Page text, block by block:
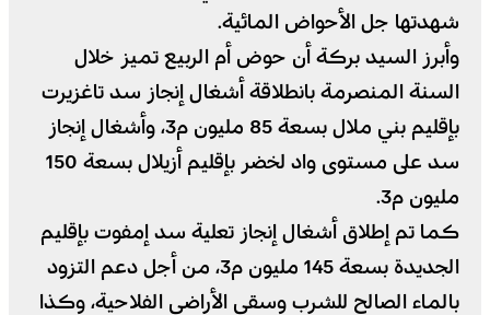
شهدتها جل الأحواض المائية.
وأبرز السيد بركة أن حوض أم الربيع تميز خلال
السنة المنصرمة بانطلاقة أشغال إنجاز سد تاغزيرت
بإقليم بني ملال بسعة 85 مليون م3، وأشغال إنجاز
سد على مستوى واد لخضر بإقليم أزيلال بسعة 150
مليون م3.
كما تم إطلاق أشغال إنجاز تعلية سد إمفوت بإقليم
الجديدة بسعة 145 مليون م3، من أجل دعم التزود
بالماء الصالح للشرب وسقي الأراضي الفلاحية، وكذا